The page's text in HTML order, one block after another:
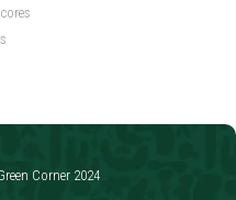
Corner 2024